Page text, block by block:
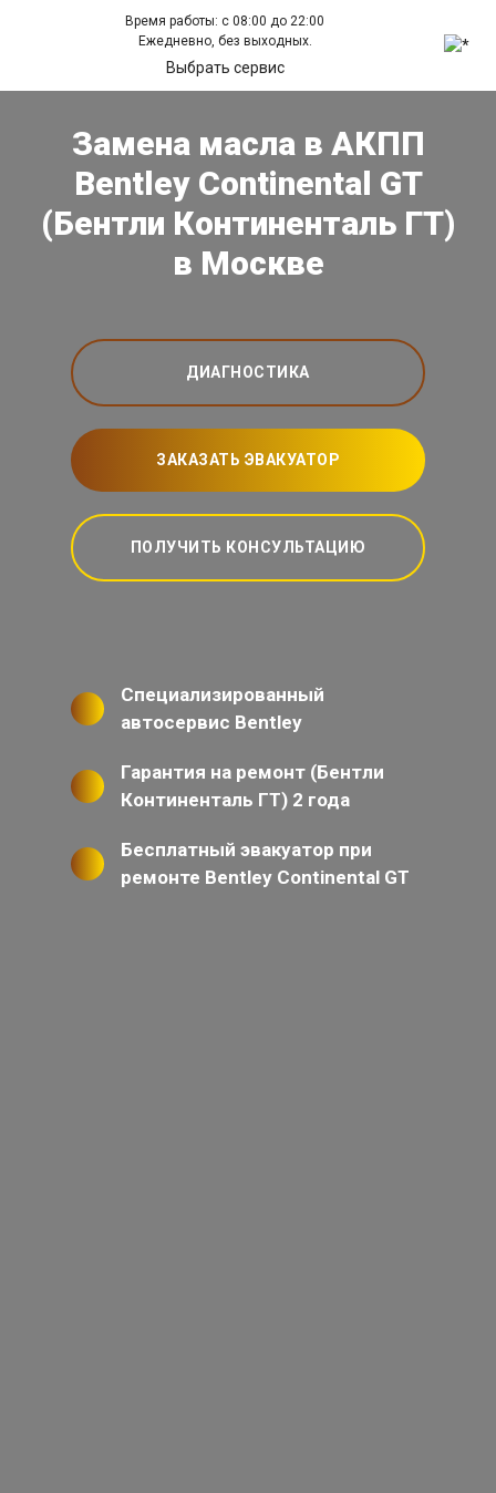
Время работы: с 08:00 до 22:00
Ежедневно, без выходных.
Выбрать сервис
Замена масла в АКПП
Bentley Continental GT
(Бентли Континенталь ГТ)
в Москве
ДИАГНОСТИКА
ЗАКАЗАТЬ ЭВАКУАТОР
ПОЛУЧИТЬ КОНСУЛЬТАЦИЮ
Специализированный
автосервис Bentley
Гарантия на ремонт (Бентли
Континенталь ГТ) 2 года
Бесплатный эвакуатор при
ремонте Bentley Continental GT